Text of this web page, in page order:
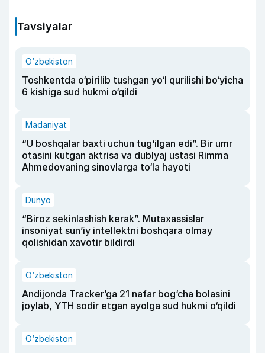
Tavsiyalar
O‘zbekiston
Toshkentda o‘pirilib tushgan yo‘l qurilishi bo‘yicha
6 kishiga sud hukmi o‘qildi
Madaniyat
“U boshqalar baxti uchun tug‘ilgan edi”. Bir umr
otasini kutgan aktrisa va dublyaj ustasi Rimma
Ahmedovaning sinovlarga to‘la hayoti
Dunyo
“Biroz sekinlashish kerak”. Mutaxassislar
insoniyat sun’iy intellektni boshqara olmay
qolishidan xavotir bildirdi
O‘zbekiston
Andijonda Tracker’ga 21 nafar bog‘cha bolasini
joylab, YTH sodir etgan ayolga sud hukmi o‘qildi
O‘zbekiston